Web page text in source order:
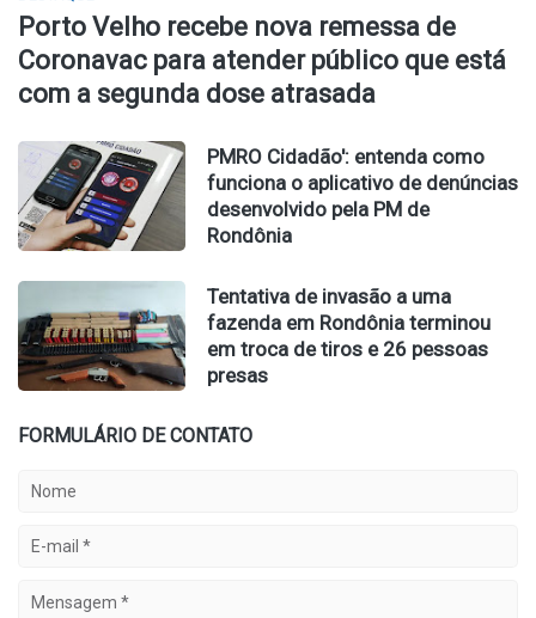
Porto Velho recebe nova remessa de
Coronavac para atender público que está
com a segunda dose atrasada
PMRO Cidadão': entenda como
funciona o aplicativo de denúncias
desenvolvido pela PM de
Rondônia
Tentativa de invasão a uma
fazenda em Rondônia terminou
em troca de tiros e 26 pessoas
presas
FORMULÁRIO DE CONTATO